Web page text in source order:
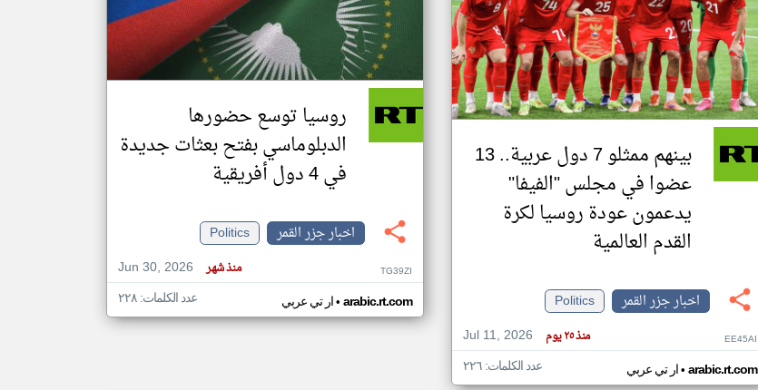
تغيير الدولة
اخبار جزر القمر على مدار الساعة
أهم اخبار جزر القمر العاجلة والمباشرة
بينهم ممثلو 7 دول عربية.. 13
عضوا في مجلس "الفيفا"
يدعمون عودة روسيا لكرة
القدم العالمية
اخبار جزر القمر
Politics
Jul 11, 2026
منذ ٢٥ يوم EE45AI
ار تي عربي• arabic.rt.com عدد الكلمات: ٢٢٦
روسيا توسع حضورها
الدبلوماسي بفتح بعثات جديدة
في 4 دول أفريقية
اخبار جزر القمر
Politics
Jun 30, 2026
منذ شهر TG39ZI
ار تي عربي• arabic.rt.com عدد الكلمات: ٢٢٨
klyoum.com